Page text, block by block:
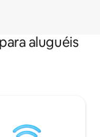
aluguéis